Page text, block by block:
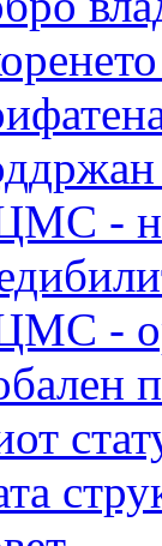
-
-